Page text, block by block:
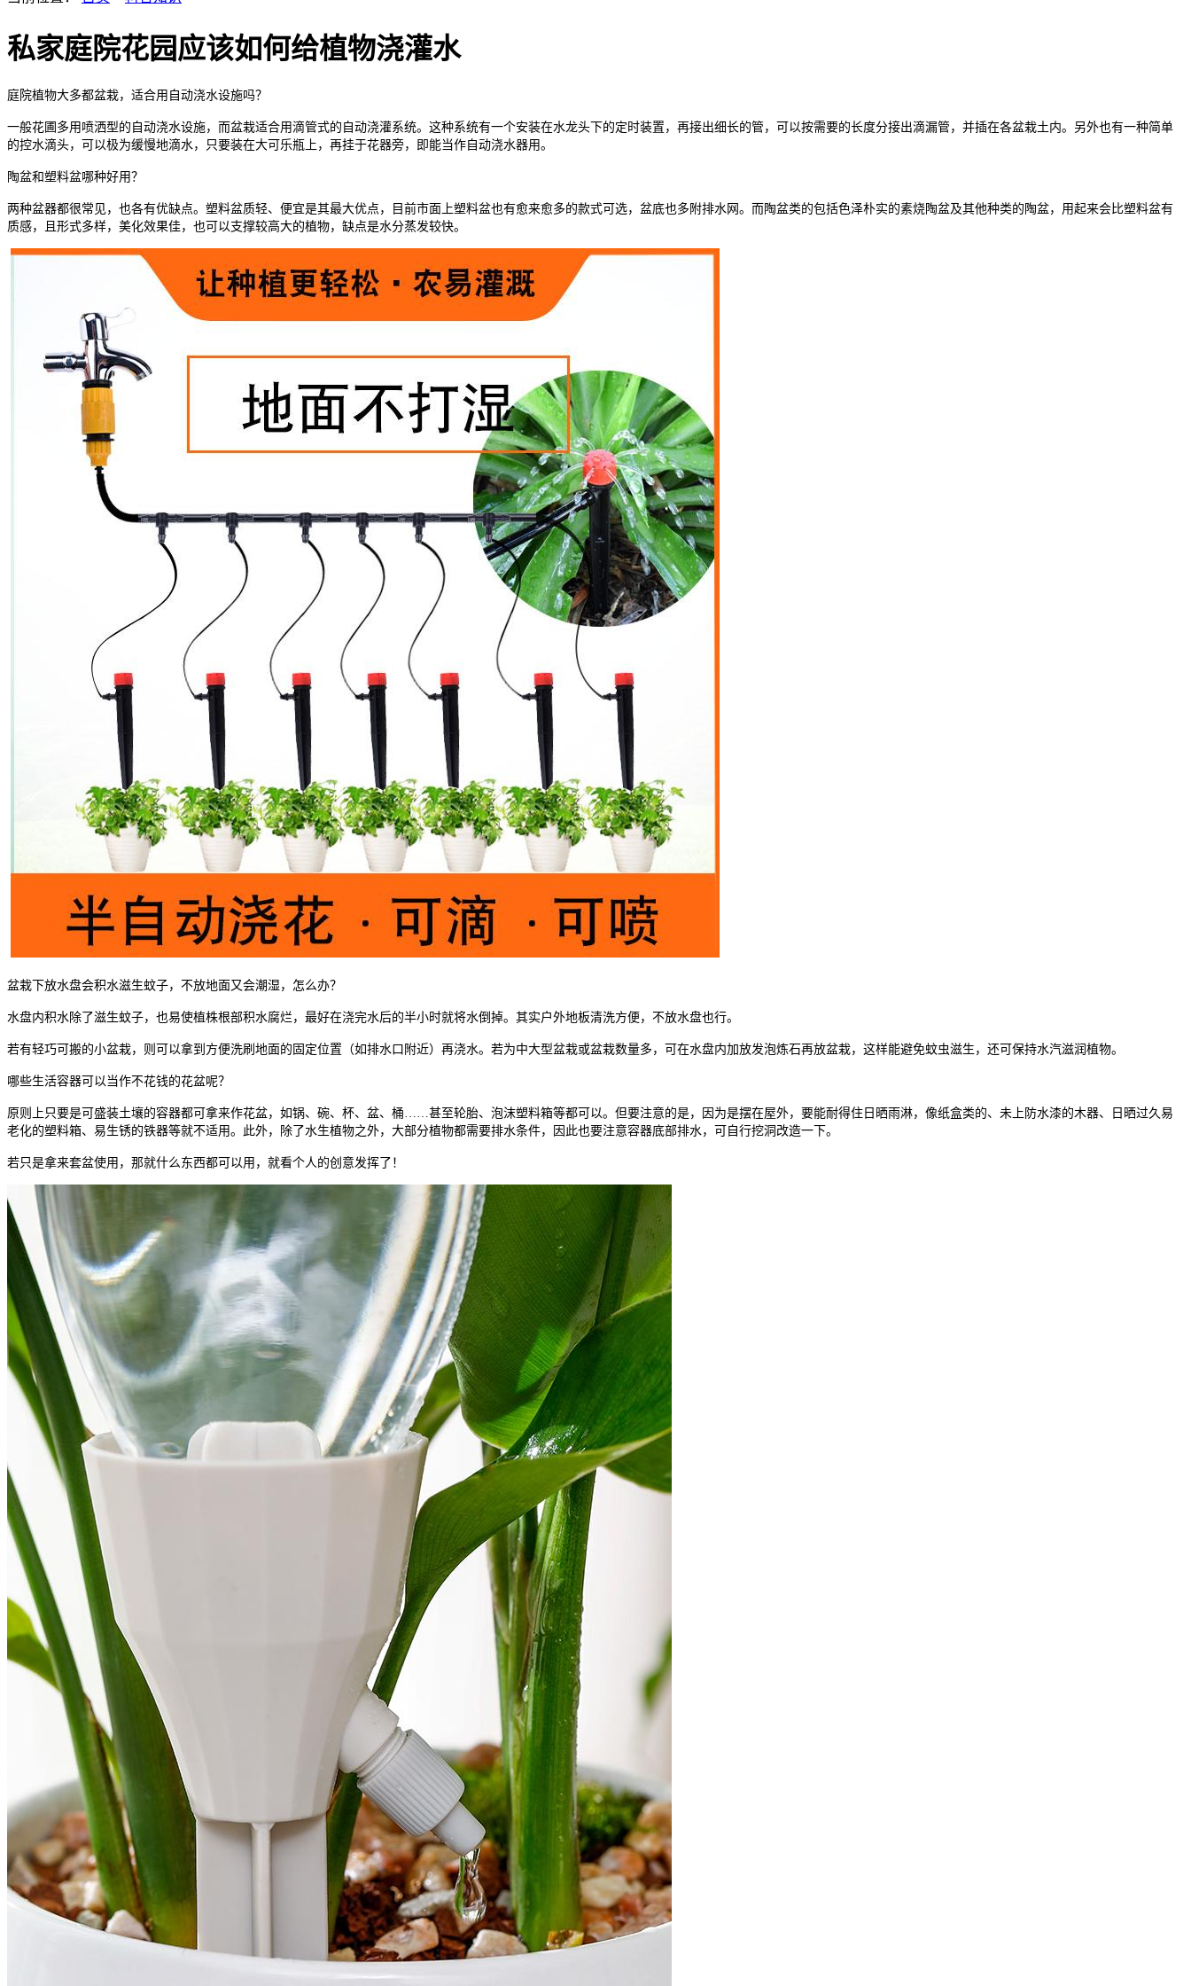
私家庭院花园应该如何给植物浇灌水
庭院植物大多都盆栽，适合用自动浇水设施吗？
一般花圃多用喷洒型的自动浇水设施，而盆栽适合用滴管式的自动浇灌系统。这种系统有一个安装在水龙头下的定时装置，再接出细长的管，可以按需要的长度分接出滴漏管，并插在各盆栽土内。另外也有一种简单
的控水滴头，可以极为缓慢地滴水，只要装在大可乐瓶上，再挂于花器旁，即能当作自动浇水器用。
陶盆和塑料盆哪种好用？
两种盆器都很常见，也各有优缺点。塑料盆质轻、便宜是其最大优点，目前市面上塑料盆也有愈来愈多的款式可选，盆底也多附排水网。而陶盆类的包括色泽朴实的素烧陶盆及其他种类的陶盆，用起来会比塑料盆有
质感，且形式多样，美化效果佳，也可以支撑较高大的植物，缺点是水分蒸发较快。
盆栽下放水盘会积水滋生蚊子，不放地面又会潮湿，怎么办？
水盘内积水除了滋生蚊子，也易使植株根部积水腐烂，最好在浇完水后的半小时就将水倒掉。其实户外地板清洗方便，不放水盘也行。
若有轻巧可搬的小盆栽，则可以拿到方便洗刷地面的固定位置（如排水口附近）再浇水。若为中大型盆栽或盆栽数量多，可在水盘内加放发泡炼石再放盆栽，这样能避免蚊虫滋生，还可保持水汽滋润植物。
哪些生活容器可以当作不花钱的花盆呢？
原则上只要是可盛装土壤的容器都可拿来作花盆，如锅、碗、杯、盆、桶……甚至轮胎、泡沫塑料箱等都可以。但要注意的是，因为是摆在屋外，要能耐得住日晒雨淋，像纸盒类的、未上防水漆的木器、日晒过久易
老化的塑料箱、易生锈的铁器等就不适用。此外，除了水生植物之外，大部分植物都需要排水条件，因此也要注意容器底部排水，可自行挖洞改造一下。
若只是拿来套盆使用，那就什么东西都可以用，就看个人的创意发挥了！